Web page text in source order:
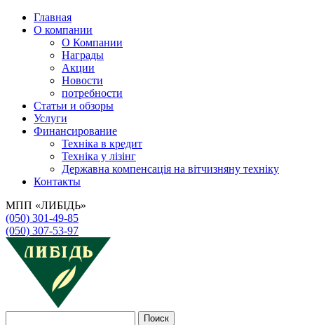
Главная
О компании
О Компании
Награды
Акции
Новости
потребности
Статьи и обзоры
Услуги
Финансирование
Техніка в кредит
Техніка у лізінг
Державна компенсація на вітчизняну техніку
Контакты
МПП «ЛИБІДЬ»
(050) 301-49-85
(050) 307-53-97
Поиск